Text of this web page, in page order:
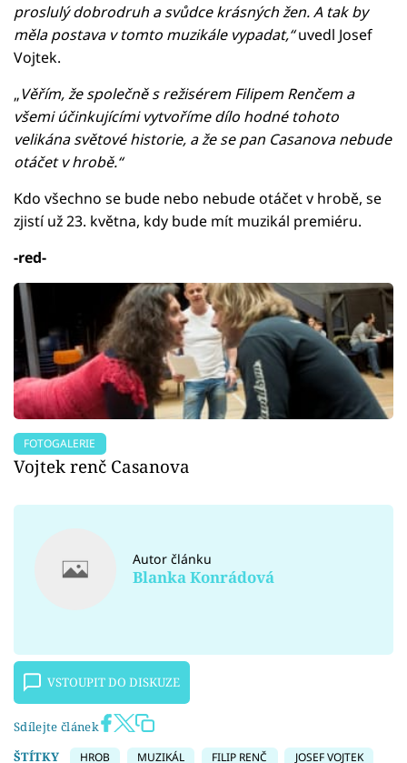
proslulý dobrodruh a svůdce krásných žen. A tak by
měla postava v tomto muzikále vypadat,“uvedl Josef
Vojtek.
„Věřím, že společně s režisérem Filipem Renčem a
všemi účinkujícími vytvoříme dílo hodné tohoto
velikána světové historie, a že se pan Casanova nebude
otáčet v hrobě.“
Kdo všechno se bude nebo nebude otáčet v hrobě, se
zjistí už 23. května, kdy bude mít muzikál premiéru.
-red-
FOTOGALERIE
Vojtek renč Casanova
Autor článku
Blanka Konrádová
VSTOUPIT DO DISKUZE
Sdílejte článek
ŠTÍTKY
HROB MUZIKÁL FILIP RENČ JOSEF VOJTEK